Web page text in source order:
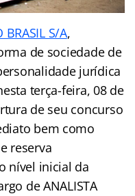
S/A,
de sociedade de
jurídica
terça-feira, 08 de
de seu concurso
bem como
reserva
nível inicial da
de ANALISTA